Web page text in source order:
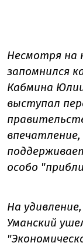
Несмотря на
запомнился
Кабмина
выступал
особо
На
Уманский